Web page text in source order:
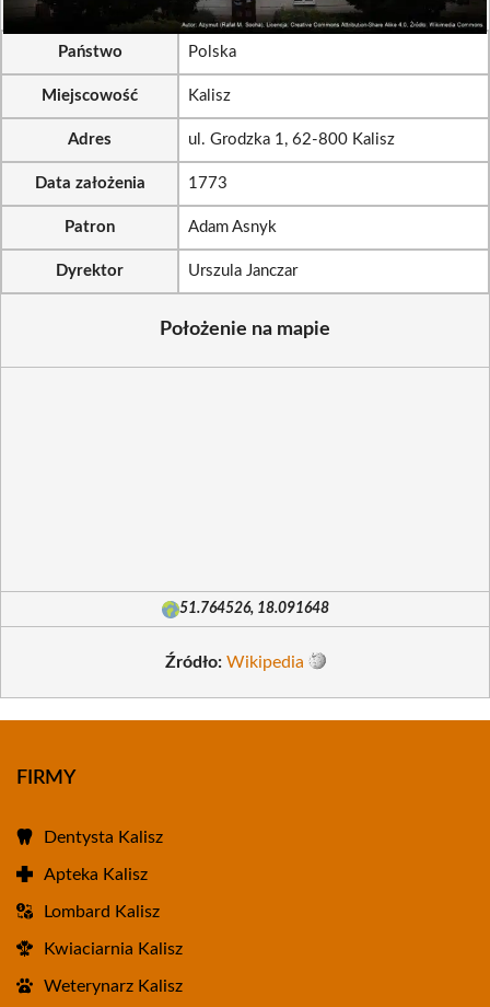
Państwo Polska
Miejscowość Kalisz
Adres ul. Grodzka 1, 62-800 Kalisz
Data założenia 1773
Patron Adam Asnyk
Dyrektor Urszula Janczar
Położenie na mapie
51.764526, 18.091648
Źródło: Wikipedia
FIRMY
Dentysta Kalisz
Apteka Kalisz
Lombard Kalisz
Kwiaciarnia Kalisz
Weterynarz Kalisz